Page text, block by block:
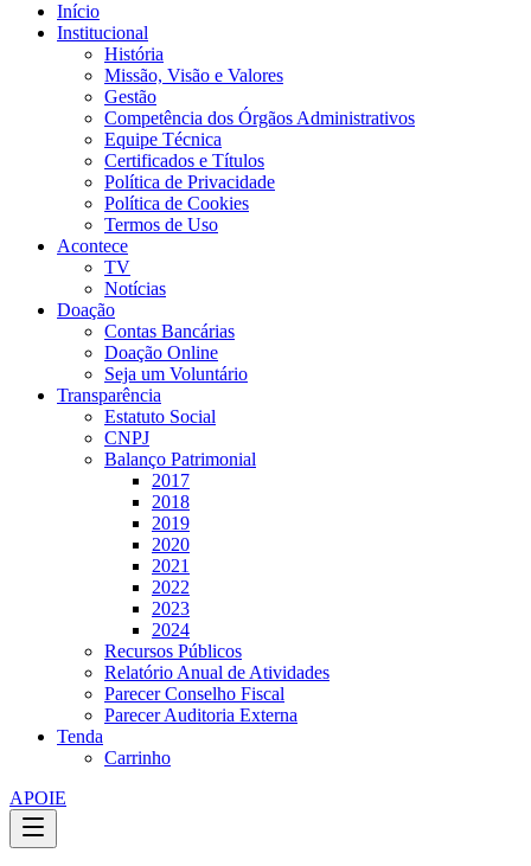
Início
Institucional
História
Missão, Visão e Valores
Gestão
Competência dos Órgãos Administrativos
Equipe Técnica
Certificados e Títulos
Política de Privacidade
Política de Cookies
Termos de Uso
Acontece
TV
Notícias
Doação
Contas Bancárias
Doação Online
Seja um Voluntário
Transparência
Estatuto Social
CNPJ
Balanço Patrimonial
2017
2018
2019
2020
2021
2022
2023
2024
Recursos Públicos
Relatório Anual de Atividades
Parecer Conselho Fiscal
Parecer Auditoria Externa
Tenda
Carrinho
APOIE